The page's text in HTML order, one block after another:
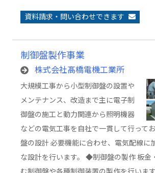
資料請求・問い合わせできます
制御盤製作事業
株式会社髙橋電機工業所
大規模工事から小型制御盤の設置や
メンテナンス、改造まで主に電子制
御盤の施工と動力関連から照明機器
などの電気工事を自社で一貫して行って
盤の設計 必要機能に合わせ、電気配線に
な設計を行います。 ◆制御盤の製作 板金